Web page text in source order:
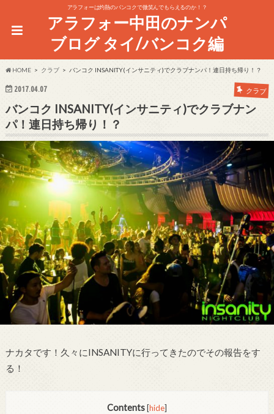
アラフォーは灼熱のバンコクで微笑んでもらえるのか！？
アラフォー中田のナンパ
ブログ タイ/バンコク編
HOME クラブ バンコク INSANITY(インサニティ)でクラブナンパ！連日持ち帰り！？
2017.04.07 クラブ
バンコク INSANITY(インサニティ)でクラブナン
パ！連日持ち帰り！？
ナカタです！久々にINSANITYに行ってきたのでその報告をす
る！
Contents [hide]